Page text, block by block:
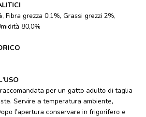
Fibra grezza 0,1%, Grassi grezzi 2%,
80,0%
per un gatto adulto di taglia
Servire a temperatura ambiente,
l’apertura conservare in frigorifero e